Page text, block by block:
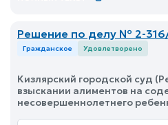
Решение по делу № 2-
Гражданское Удовлетворено
Кизлярский городской суд
взыскании алиментов на
несовершеннолетнего